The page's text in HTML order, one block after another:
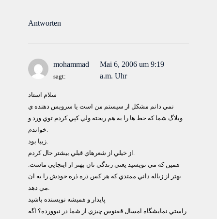
Antworten
mohammad
sagt:
Mai 6, 2006 um 9:19
a.m. Uhr
سلام استاد
نمي دانم مشكل از سيستم من است يا سرويس دهنده ي
وبلاگ شما كه خط ها را به هم ريخته ولي كپي كردم توي ورد و
خواندم.
زيبا بود.
از خيلي از شعرهاي قبلي بيشتر حال كردم.
همين كه مي نويسيد يعني زندگي تان بهتر از اينجايي ماست.
بهتر از زباله داني ممتدي كه هر كس ذره ذره خودش را به ان
مي دهد.
پايدار و هميشه نويسنده باشيد
راستي نمايشگاه امسال ققنوس چيزي از شما در نيوورده؟ اگه